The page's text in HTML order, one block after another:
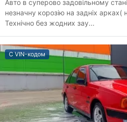
Авто в суперово задовільному
незначну корозію на задніх
Технічно без жодних зау...
С VIN-кодом